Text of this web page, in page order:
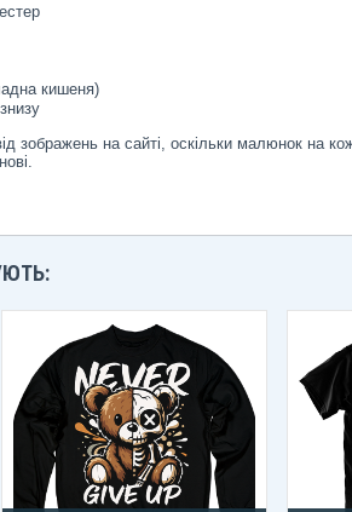
кишеня)
зображень на сайті, оскільки малюнок на